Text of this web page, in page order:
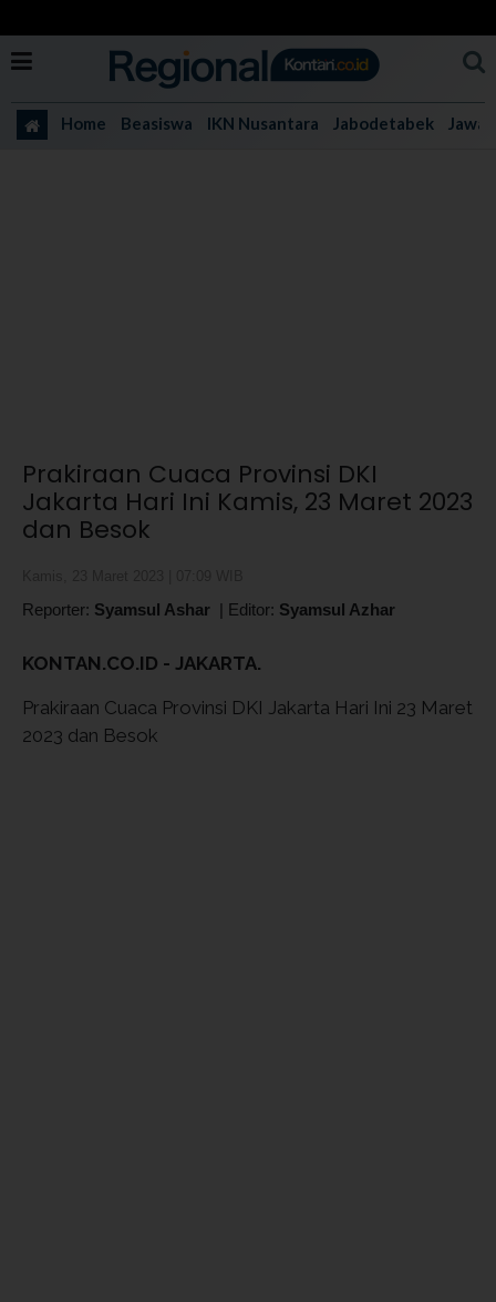
Home Beasiswa IKN Nusantara Jabodetabek Jawa
Prakiraan Cuaca Provinsi DKI
Jakarta Hari Ini Kamis, 23 Maret 2023
dan Besok
Reporter: Syamsul Ashar | Editor: Syamsul Azhar
KONTAN.CO.ID - JAKARTA.
Prakiraan Cuaca Provinsi DKI Jakarta Hari Ini 23 Maret
2023 dan Besok